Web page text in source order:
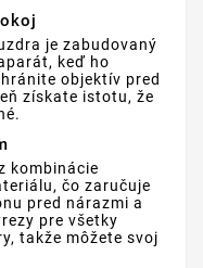
je zabudovaný
keď ho
objektív pred
získate istotu, že
kombinácie
čo zaručuje
pred nárazmi a
pre všetky
takže môžete svoj